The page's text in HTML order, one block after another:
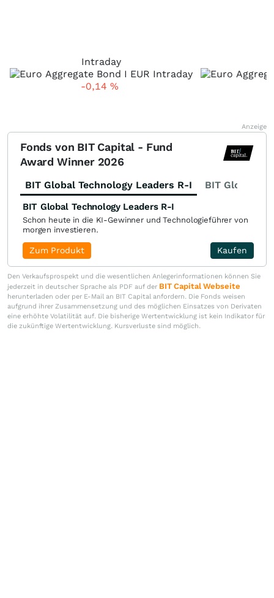
Intraday
-0,14 %
Anzeige
Fonds von BIT Capital - Fund
Award Winner 2026
BIT Global Technology Leaders R-I BIT Global
BIT Global Technology Leaders R-I
Schon heute in die KI-Gewinner und Technologieführer von
morgen investieren.
Kaufen
Zum Produkt
Den Verkaufsprospekt und die wesentlichen Anlegerinformationen können Sie
jederzeit in deutscher Sprache als PDF auf der BIT Capital Webseite
herunterladen oder per E-Mail an BIT Capital anfordern. Die Fonds weisen
aufgrund ihrer Zusammensetzung und des möglichen Einsatzes von Derivaten
eine erhöhte Volatilität auf. Die bisherige Wertentwicklung ist kein Indikator für
die zukünftige Wertentwicklung. Kursverluste sind möglich.